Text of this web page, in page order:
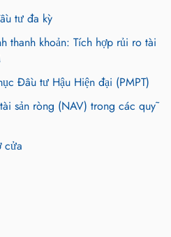
tư đa kỳ
thanh khoản: Tích hợp rủi ro tài
Đầu tư Hậu Hiện đại (PMPT)
sản ròng (NAV) trong các quỹ
cửa